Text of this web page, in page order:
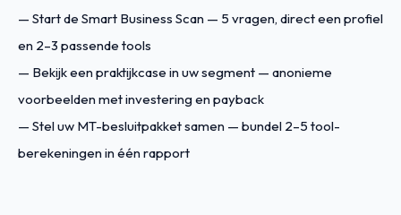
— Start de Smart Business Scan — 5 vragen, direct een profiel
en 2–3 passende tools
— Bekijk een praktijkcase in uw segment — anonieme
voorbeelden met investering en payback
— Stel uw MT-besluitpakket samen — bundel 2–5 tool-
berekeningen in één rapport